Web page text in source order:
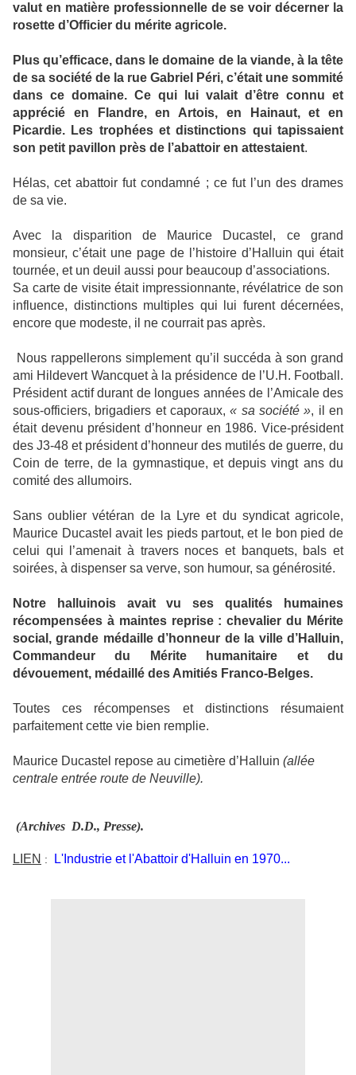
valut en matière professionnelle de se voir décerner la
rosette d’Officier du mérite agricole.
Plus qu’efficace, dans le domaine de la viande, à la tête
de sa société de la rue Gabriel Péri, c’était une sommité
dans ce domaine. Ce qui lui valait d’être connu et
apprécié en Flandre, en Artois, en Hainaut, et en
Picardie. Les trophées et distinctions qui tapissaient
son petit pavillon près de l’abattoir en attestaient.
Hélas, cet abattoir fut condamné ; ce fut l’un des drames
de sa vie.
Avec la disparition de Maurice Ducastel, ce grand
monsieur, c’était une page de l’histoire d’Halluin qui était
tournée, et un deuil aussi pour beaucoup d’associations.
Sa carte de visite était impressionnante, révélatrice de son
influence, distinctions multiples qui lui furent décernées,
encore que modeste, il ne courrait pas après.
Nous rappellerons simplement qu’il succéda à son grand
ami Hildevert Wancquet à la présidence de l’U.H. Football.
Président actif durant de longues années de l’Amicale des
sous-officiers, brigadiers et caporaux,« sa société », il en
était devenu président d’honneur en 1986. Vice-président
des J3-48 et président d’honneur des mutilés de guerre, du
Coin de terre, de la gymnastique, et depuis vingt ans du
comité des allumoirs.
Sans oublier vétéran de la Lyre et du syndicat agricole,
Maurice Ducastel avait les pieds partout, et le bon pied de
celui qui l’amenait à travers noces et banquets, bals et
soirées, à dispenser sa verve, son humour, sa générosité.
Notre halluinois avait vu ses qualités humaines
récompensées à maintes reprise : chevalier du Mérite
social, grande médaille d’honneur de la ville d’Halluin,
Commandeur du Mérite humanitaire et du
dévouement, médaillé des Amitiés Franco-Belges.
Toutes ces récompenses et distinctions résumaient
parfaitement cette vie bien remplie.
Maurice Ducastel repose au cimetière d’Halluin (allée
centrale entrée route de Neuville).
(Archives D.D., Presse).
LIEN : L'Industrie et l'Abattoir d'Halluin en 1970...